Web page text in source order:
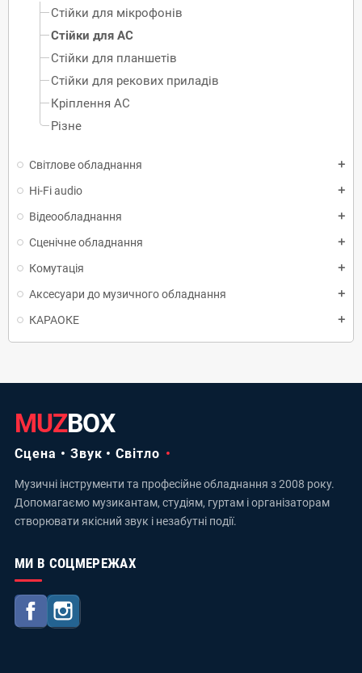
Стійки для мікрофонів
Стійки для АС
Стійки для планшетів
Стійки для рекових приладів
Кріплення АС
Різне
Світлове обладнання add
Hi-Fi audio add
Відеообладнання add
Сценічне обладнання add
Комутація add
Аксесуари до музичного обладнання add
КАРАОКЕ add
MUZBOX
Сцена • Звук • Світло
Музичні інструменти та професійне обладнання з 2008 року.
Допомагаємо музикантам, студіям, гуртам і організаторам
створювати якісний звук і незабутні події.
МИ В СОЦМЕРЕЖАХ
Facebook